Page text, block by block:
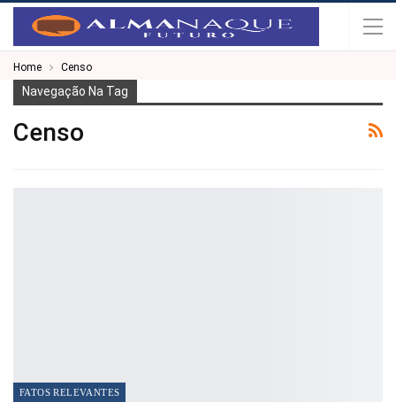
Home Censo
Navegação Na Tag
Censo
FATOS RELEVANTES